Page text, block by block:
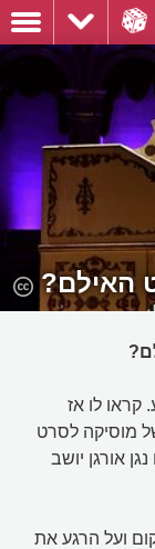
האילם?
קראו לו אז
מוסיקה לסרט
אורגן יושב
ועל הרגע את